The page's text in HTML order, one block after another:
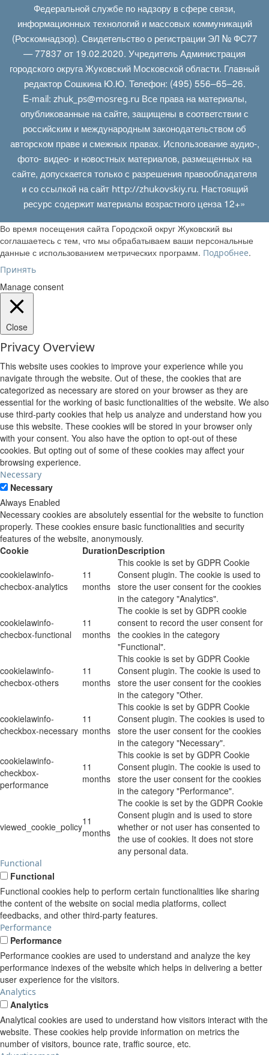
Федеральной службе по надзору в сфере связи,
информационных технологий и массовых коммуникаций
(Роскомнадзор). Свидетельство о регистрации ЭЛ № ФС77
— 77837 от 19.02.2020. Учредитель Администрация
городского округа Жуковский Московской области. Главный
редактор Сошкина Ю.Ю. Телефон: (495) 556–65–26.
E‑mail: zhuk_ps@mosreg.ruВсе права на материалы,
опубликованные на сайте, защищены в соответствии с
российским и международным законодательством об
авторском праве и смежных правах. Использование аудио-,
фото- видео- и новостных материалов, размещенных на
сайте, допускается только с разрешения правообладателя
и со ссылкой на сайт http://zhukovskiy.ru. Настоящий
ресурс содержит материалы возрастного ценза 12+»
Во время посещения сайта Городской округ Жуковский вы
соглашаетесь с тем, что мы обрабатываем ваши персональные
данные с использованием метрических программ. Подробнее.
Принять
Manage consent
Close
Privacy Overview
This website uses cookies to improve your experience while you
navigate through the website. Out of these, the cookies that are
categorized as necessary are stored on your browser as they are
essential for the working of basic functionalities of the website. We also
use third-party cookies that help us analyze and understand how you
use this website. These cookies will be stored in your browser only
with your consent. You also have the option to opt-out of these
cookies. But opting out of some of these cookies may affect your
browsing experience.
Necessary
Necessary
Always Enabled
Necessary cookies are absolutely essential for the website to function
properly. These cookies ensure basic functionalities and security
features of the website, anonymously.
Cookie
DurationDescription
cookielawinfo-
checbox-analytics
11
months
This cookie is set by GDPR Cookie
Consent plugin. The cookie is used to
store the user consent for the cookies
in the category "Analytics".
cookielawinfo-
checbox-functional
11
months
The cookie is set by GDPR cookie
consent to record the user consent for
the cookies in the category
"Functional".
cookielawinfo-
checbox-others
11
months
This cookie is set by GDPR Cookie
Consent plugin. The cookie is used to
store the user consent for the cookies
in the category "Other.
cookielawinfo-
checkbox-necessary
11
months
This cookie is set by GDPR Cookie
Consent plugin. The cookies is used to
store the user consent for the cookies
in the category "Necessary".
cookielawinfo-
checkbox-
performance
11
months
This cookie is set by GDPR Cookie
Consent plugin. The cookie is used to
store the user consent for the cookies
in the category "Performance".
viewed_cookie_policy11
months
The cookie is set by the GDPR Cookie
Consent plugin and is used to store
whether or not user has consented to
the use of cookies. It does not store
any personal data.
Functional
Functional
Functional cookies help to perform certain functionalities like sharing
the content of the website on social media platforms, collect
feedbacks, and other third-party features.
Performance
Performance
Performance cookies are used to understand and analyze the key
performance indexes of the website which helps in delivering a better
user experience for the visitors.
Analytics
Analytics
Analytical cookies are used to understand how visitors interact with the
website. These cookies help provide information on metrics the
number of visitors, bounce rate, traffic source, etc.